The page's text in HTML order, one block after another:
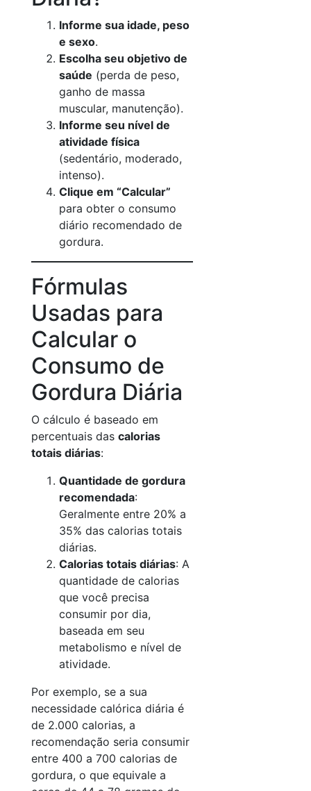
Informe sua idade, peso
e sexo.
Escolha seu objetivo de
saúde (perda de peso,
ganho de massa
muscular, manutenção).
Informe seu nível de
atividade física
(sedentário, moderado,
intenso).
Clique em “Calcular”
para obter o consumo
diário recomendado de
gordura.
Fórmulas
Usadas para
Calcular o
Consumo de
Gordura Diária
O cálculo é baseado em
percentuais das calorias
totais diárias:
Quantidade de gordura
recomendada:
Geralmente entre 20% a
35% das calorias totais
diárias.
Calorias totais diárias: A
quantidade de calorias
que você precisa
consumir por dia,
baseada em seu
metabolismo e nível de
atividade.
Por exemplo, se a sua
necessidade calórica diária é
de 2.000 calorias, a
recomendação seria consumir
entre 400 a 700 calorias de
gordura, o que equivale a